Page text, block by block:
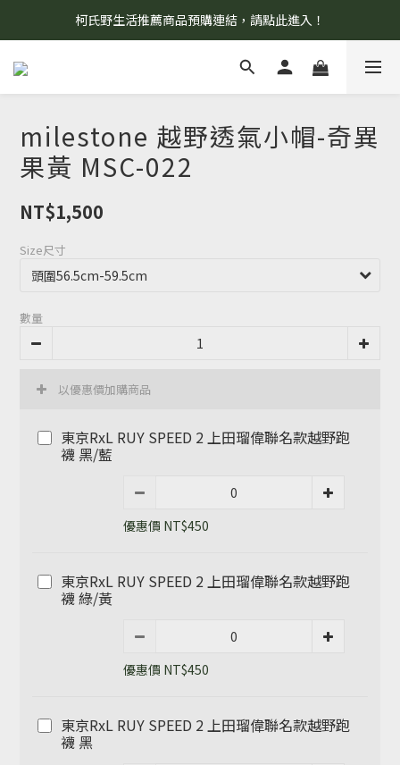
8/7 當天暫停開放工作室。請見諒！
柯氏野生活推薦商品預購連結，請點此進入！
8/7 當天暫停開放工作室。請見諒！
milestone 越野透氣小帽-奇異
果黃 MSC-022
NT$1,500
Size尺寸
數量
以優惠價加購商品
東京RxL RUY SPEED 2 上田瑠偉聯名款越野跑
襪 黑/藍
優惠價 NT$450
東京RxL RUY SPEED 2 上田瑠偉聯名款越野跑
襪 綠/黃
優惠價 NT$450
東京RxL RUY SPEED 2 上田瑠偉聯名款越野跑
襪 黑